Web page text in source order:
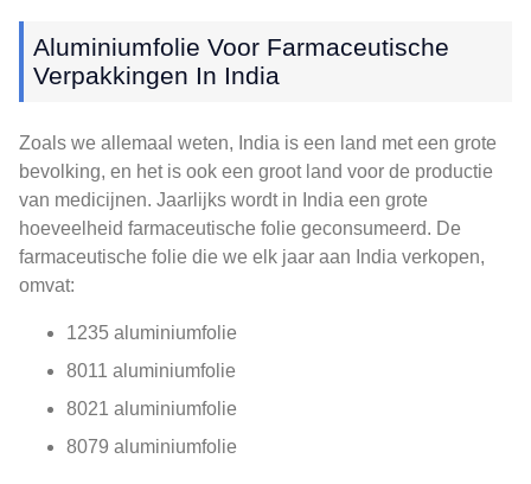
Aluminiumfolie Voor Farmaceutische
Verpakkingen In India
Zoals we allemaal weten, India is een land met een grote
bevolking, en het is ook een groot land voor de productie
van medicijnen. Jaarlijks wordt in India een grote
hoeveelheid farmaceutische folie geconsumeerd. De
farmaceutische folie die we elk jaar aan India verkopen,
omvat:
1235 aluminiumfolie
8011 aluminiumfolie
8021 aluminiumfolie
8079 aluminiumfolie